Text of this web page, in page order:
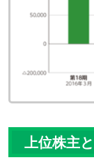
上位株主